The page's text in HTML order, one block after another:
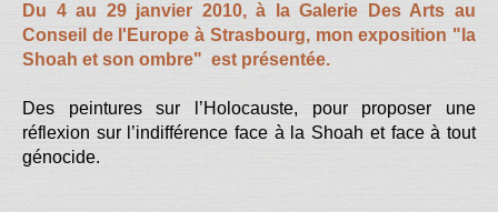
SCOLAIRE
PRESSES
CONTACT
Du 4 au 29 janvier 2010, à la Galerie Des Arts au
Conseil de l'Europe à Strasbourg, mon exposition " la
Shoah et son ombre" est présentée.
Des peintures sur l’Holocauste, pour proposer une
réflexion sur l’indifférence face à la Shoah et face à tout
génocide.